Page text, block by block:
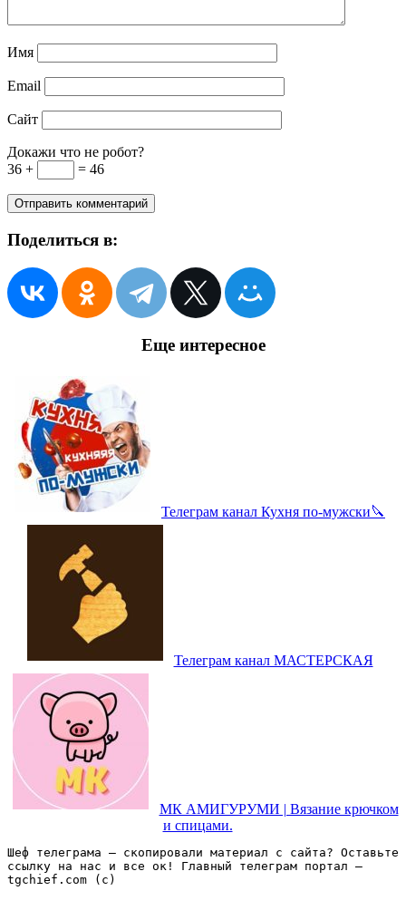
Имя
Email
Сайт
Докажи что не робот?
36 +
= 46
Поделиться в:
Еще интересное
Телеграм канал Кухня по-мужски🔪
Телеграм канал МАСТЕРСКАЯ
МК АМИГУРУМИ | Вязание крючком
и спицами.
Шеф телеграма – скопировали материал с сайта? Оставьте
ссылку на нас и все ок! Главный телеграм портал –